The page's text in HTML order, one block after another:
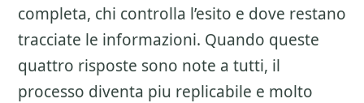
completa, chi controlla l’esito e dove restano
tracciate le informazioni. Quando queste
quattro risposte sono note a tutti, il
processo diventa piu replicabile e molto